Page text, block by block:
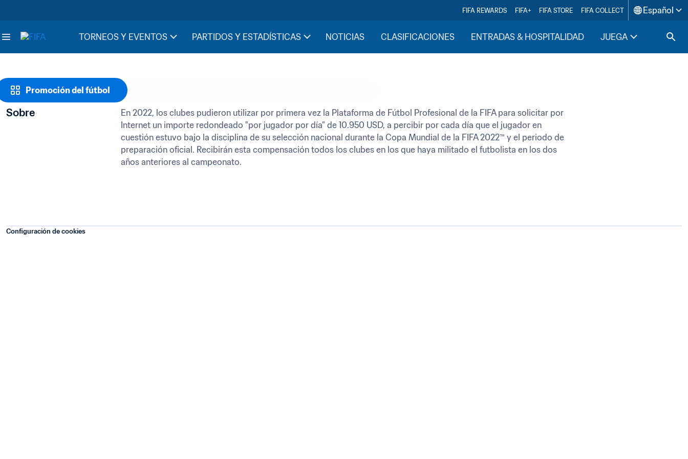
FIFA REWARDS FIFA+ FIFA STORE FIFA COLLECT Español
TORNEOS Y EVENTOS PARTIDOS Y ESTADÍSTICAS NOTICIAS CLASIFICACIONES ENTRADAS & HOSPITALIDAD JUEGA INSIDE
Promoción del fútbol
Sobre
En 2022, los clubes pudieron utilizar por primera vez la Plataforma de Fútbol Profesional de la FIFA para solicitar por
Internet un importe redondeado "por jugador por día" de 10.950 USD, a percibir por cada día que el jugador en
cuestión estuvo bajo la disciplina de su selección nacional durante la Copa Mundial de la FIFA 2022™ y el periodo de
preparación oficial. Recibirán esta compensación todos los clubes en los que haya militado el futbolista en los dos
años anteriores al campeonato.
Configuración de cookies